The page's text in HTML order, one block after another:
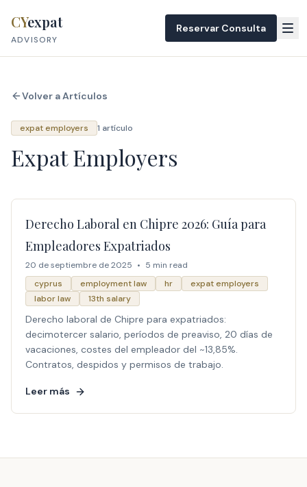
CYexpat
ADVISORY
Reservar Consulta
Volver a Artículos
expat employers 1 artículo
Expat Employers
Derecho Laboral en Chipre 2026: Guía para
Empleadores Expatriados
20 de septiembre de 2025 • 5 min read
cyprus
employment law hr
expat employers
labor law
13th salary
Derecho laboral de Chipre para expatriados:
decimotercer salario, períodos de preaviso, 20 días de
vacaciones, costes del empleador del ~13,85%.
Contratos, despidos y permisos de trabajo.
Leer más